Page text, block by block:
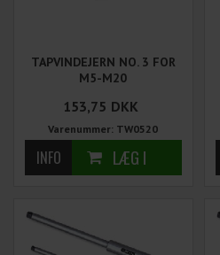
TAPVINDEJERN NO. 3 FOR
M5-M20
153,75 DKK
Varenummer: TW0520